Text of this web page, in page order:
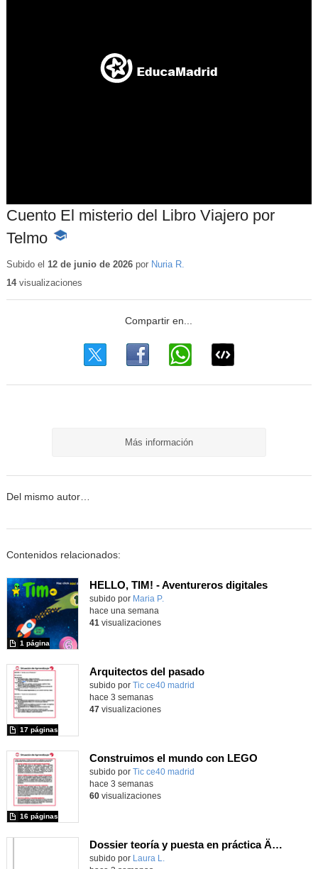
Cuento El misterio del Libro Viajero por
Telmo -
educativo
Subido el 12 de junio de 2026por Nuria R.
14visualizaciones
Más información
Del mismo autor…
Contenidos relacionados:
HELLO, TIM! - Aventureros digitales
Contenido educativo.
subido por Maria P.
1 página
hace una semana
41 visualizaciones
Arquitectos del pasado
subido por Tic ce40 madrid
17 páginas
hace 3 semanas
47visualizaciones
Construimos el mundo con LEGO
subido por Tic ce40 madrid
16 páginas
hace 3 semanas
60visualizaciones
Dossier teoría y puesta en práctica Äprendizaje Basado en Juegos en Educación Infantil y Primaria
Contenido educativo.
subido por Laura L.